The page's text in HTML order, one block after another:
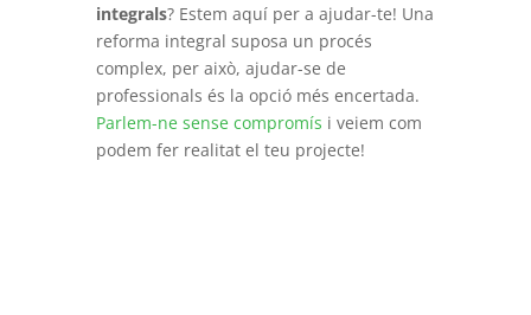
integrals? Estem aquí per a ajudar-te! Una
reforma integral suposa un procés
complex, per això, ajudar-se de
professionals és la opció més encertada.
Parlem-ne sense compromís i veiem com
podem fer realitat el teu projecte!